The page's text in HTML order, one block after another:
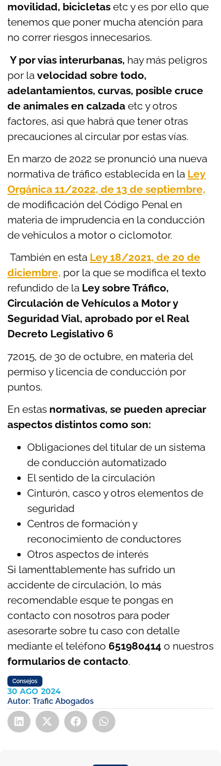
Consejos
30 AGO 2024
Autor: Trafic Abogados
movilidad, bicicletas etc y es por ello que
tenemos que poner mucha atención para
no correr riesgos innecesarios.
Y por vias interurbanas, hay más peligros
por la velocidad sobre todo,
adelantamientos, curvas, posible cruce
de animales en calzada etc y otros
factores, asi que habrá que tener otras
precauciones al circular por estas vías.
En marzo de 2022 se pronunció una nueva
normativa de tráfico establecida en la Ley
Orgánica 11/2022, de 13 de septiembre,
de modificación del Código Penal en
materia de imprudencia en la conducción
de vehiculos a motor o ciclomotor.
También en esta Ley 18/2021, de 20 de
diciembre, por la que se modifica el texto
refundido de la Ley sobre Tráfico,
Circulación de Vehículos a Motor y
Seguridad Vial, aprobado por el Real
Decreto Legislativo 6
72015, de 30 de octubre, en materia del
permiso y licencia de conducción por
puntos.
En estas normativas, se pueden apreciar
aspectos distintos como son:
Obligaciones del titular de un sistema
de conducción automatizado
El sentido de la circulación
Cinturón, casco y otros elementos de
seguridad
Centros de formación y
reconocimiento de conductores
Otros aspectos de interés
Si lamenttablemente has sufrido un
accidente de circulación, lo más
recomendable esque te pongas en
contacto con nosotros para poder
asesorarte sobre tu caso con detalle
mediante el teléfono 651980414 o nuestros
formularios de contacto.